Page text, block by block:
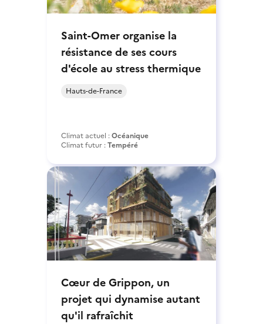
Saint-Omer organise la
résistance de ses cours
d'école au stress thermique
Hauts-de-France
Climat actuel :Océanique
Climat futur :Tempéré
Cœur de Grippon, un
projet qui dynamise autant
qu'il rafraîchit